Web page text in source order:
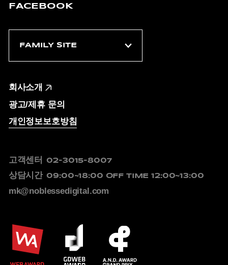
FACEBOOK
회사소개
광고/제휴 문의
개인정보보호방침
고객센터 02-3015-8007
상담시간 09:00~18:00 OFF TIME 12:00~13:00
mk@noblessedigital.com